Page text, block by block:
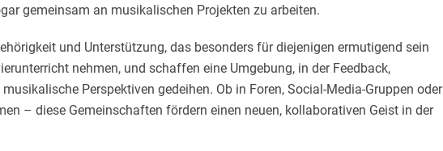
gemeinsam an musikalischen Projekten zu arbeiten.
und Unterstützung, das besonders für diejenigen ermutigend sein
nehmen, und schaffen eine Umgebung, in der Feedback,
Perspektiven gedeihen. Ob in Foren, Social-Media-Gruppen oder
– diese Gemeinschaften fördern einen neuen, kollaborativen Geist in der